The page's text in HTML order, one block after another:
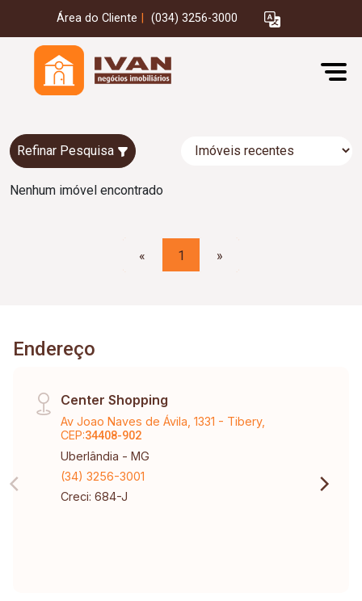
Área do Cliente (034) 3256-3000
Refinar Pesquisa
Nenhum imóvel encontrado
« 1 »
Endereço
Center Shopping
Av Joao Naves de Ávila, 1331 - Tibery,
CEP:34408-902
Uberlândia - MG
(34) 3256-3001
Creci: 684-J